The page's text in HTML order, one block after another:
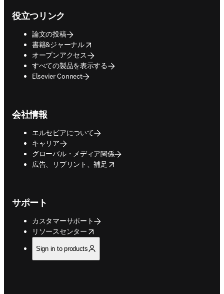
役立つリンク
論文の投稿
書籍&ジャーナル
opens in new tab/window
オープンアクセス
すべての製品を表示する
Elsevier Connect
会社情報
エルセビアについて
キャリア
グローバル・メディア関係
広告、リプリント、補足
opens in new tab/window
サポート
カスタマーサポート
リソースセンター
opens in new tab/window
Sign in to products